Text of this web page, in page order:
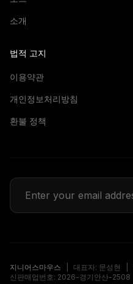
소개
법적 고지
이용약관
개인정보처리방침
환불 정책
지니어스마우스 대표자: 문성현
신판매업번호: 2026-경기안산-2508